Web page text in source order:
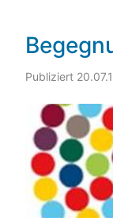
Publiziert